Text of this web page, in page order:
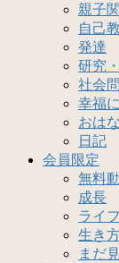
親子
自己
発達
研究
社会
幸福
おは
日記
会員限定
無料
成長
ライ
生き
まだ